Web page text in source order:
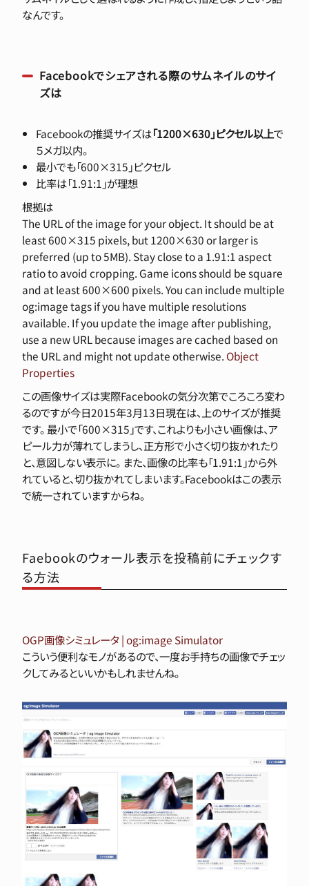
なんです。
Facebookでシェアされる際のサムネイルのサイ
ズは
Facebookの推奨サイズは「1200×630」ピクセル以上で
５メガ以内。
最小でも「600×315」ピクセル
比率は「1.91:1」が理想
根拠は
The URL of the image for your object. It should be at
least 600×315 pixels, but 1200×630 or larger is
preferred (up to 5MB). Stay close to a 1.91:1 aspect
ratio to avoid cropping. Game icons should be square
and at least 600×600 pixels. You can include multiple
og:image tags if you have multiple resolutions
available. If you update the image after publishing,
use a new URL because images are cached based on
the URL and might not update otherwise. Object
Properties
この画像サイズは実際Facebookの気分次第でころころ変わ
るのですが今日2015年3月13日現在は、上のサイズが推奨
です。 最小で「600×315」です、これよりも小さい画像は、ア
ピール力が薄れてしまうし、正方形で小さく切り抜かれたり
と、意図しない表示に。 また、画像の比率も「1.91:1」から外
れていると、切り抜かれてしまいます。Facebookはこの表示
で統一されていますからね。
Faebookのウォール表示を投稿前にチェックす
る方法
OGP画像シミュレータ | og:image Simulator
こういう便利なモノがあるので、一度お手持ちの画像でチェッ
クしてみるといいかもしれませんね。